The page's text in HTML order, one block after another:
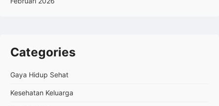
Categories
Gaya Hidup Sehat
Kesehatan Keluarga